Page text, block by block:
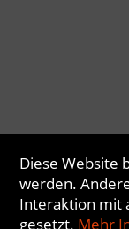
Diese Website
werden.
Interaktion mit
gesetzt. Mehr